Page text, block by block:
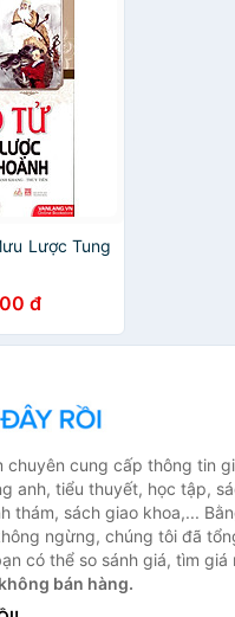
Lược Tung
đ
chuyên cung cấp thông tin
anh, tiểu thuyết, học tập,
thám, sách giao khoa,...
ngừng, chúng tôi đã
có thể so sánh giá, tìm
bán hàng.